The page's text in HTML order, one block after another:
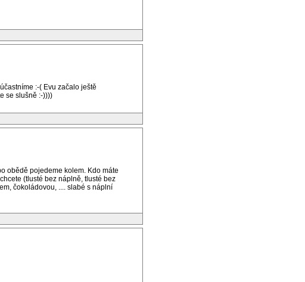
:-( Evu začalo ještě
se slušně :-))))
obědě pojedeme kolem. Kdo máte
(tlusté bez náplně, tlusté bez
čokoládovou, .... slabé s náplní